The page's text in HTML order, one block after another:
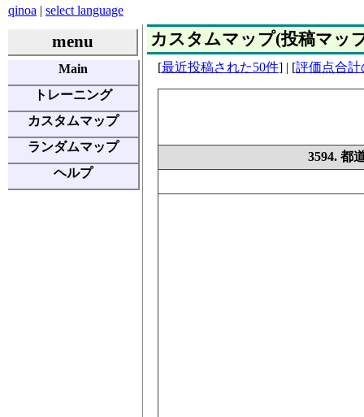
qinoa | select language
menu
Main
トレーニング
カスタムマップ
ランダムマップ
ヘルプ
カスタムマップ(投稿マッ
[最近投稿された50件] | [評価点合計
3594. 都